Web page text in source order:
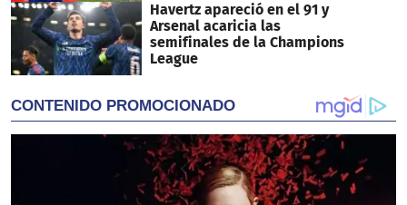
Havertz apareció en el 91 y
Arsenal acaricia las
semifinales de la Champions
League